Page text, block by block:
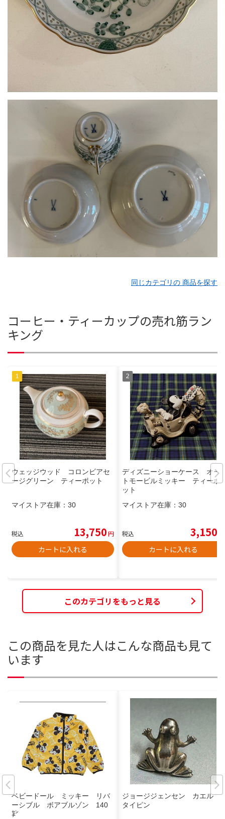
同じカテゴリの 商品を探す
コーヒー・ティーカップの売れ筋ラン
キング
ウェッジウッド コロンビアセ
ージグリーン ティーポット
マイストア在庫： 30
税込 13,750円
カートに入れる
ディズニーショーケース オー
トモービルミッキー ティーポ
ット
マイストア在庫： 30
税込 3,150
カートに入れる
このカテゴリをもっと見る
この商品を見た人はこんな商品も見て
います
ベビードール ミッキー リバ
ーシブル ボアブルゾン 140
㌢
ジョージジェンセン カエル
タイピン